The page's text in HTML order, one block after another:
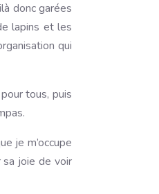
donc garées
lapins et les
qui
tous, puis
je m’occupe
sa joie de voir